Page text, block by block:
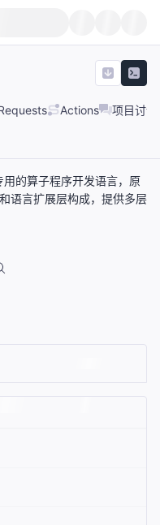
Actions 项目讨论
的算子程序开发语言，原
语言扩展层构成，提供多层